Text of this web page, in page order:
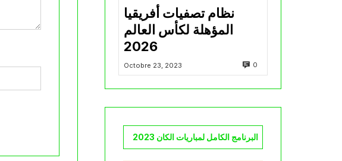
نظام تصفيات أفريقيا
المؤهلة لكأس العالم
2026
Octobre 23, 2023 0
البرنامج الكامل لمباريات الكان 2023